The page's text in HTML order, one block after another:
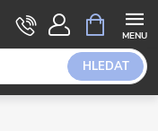
HLEDAT
NÁKUPNÍ
KOŠÍK